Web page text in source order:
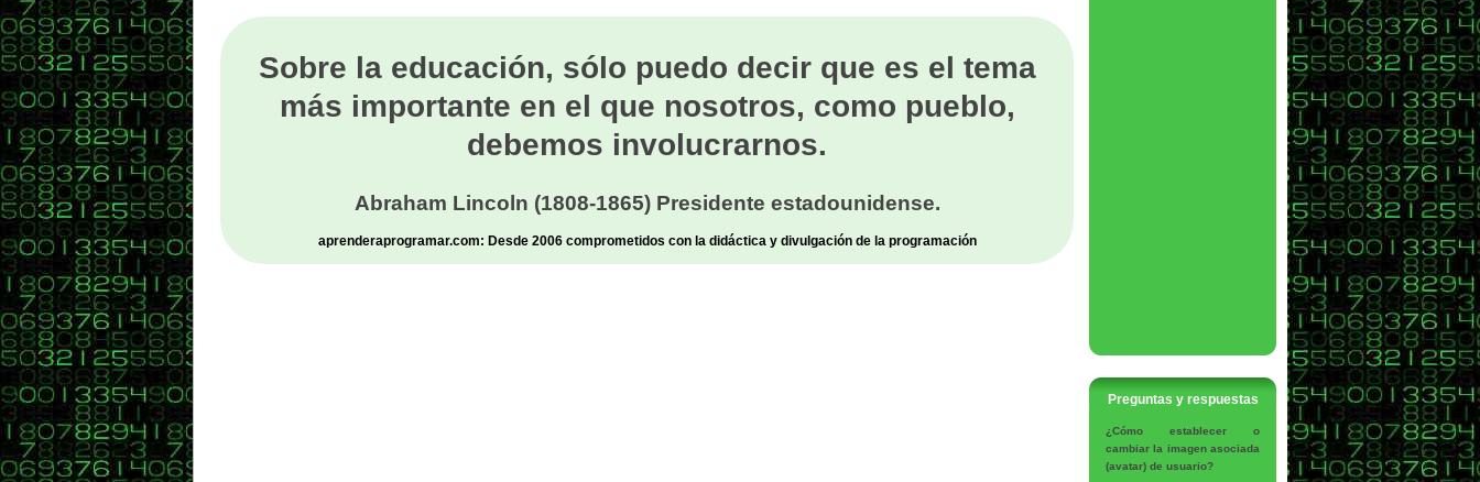
Sobre la educación, sólo puedo decir que es el tema
más importante en el que nosotros, como pueblo,
debemos involucrarnos.
Abraham Lincoln (1808-1865) Presidente estadounidense.
aprenderaprogramar.com: Desde 2006 comprometidos con la didáctica y divulgación de la programación
Preguntas y respuestas
¿Cómo establecer o
cambiar la imagen asociada
(avatar) de usuario?